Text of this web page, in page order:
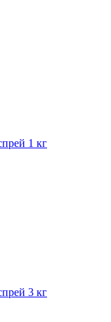
1 кг
3 кг